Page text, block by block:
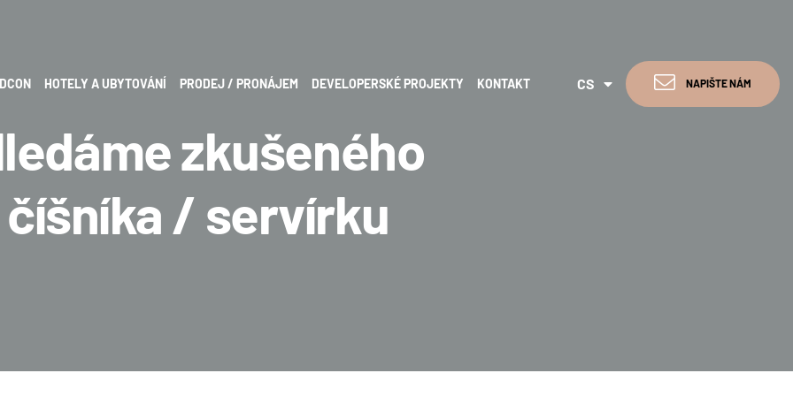
HOTELY A UBYTOVÁNÍ PRODEJ / PRONÁJEM DEVELOPERSKÉ PROJEKTY KONTAKT CS
EN
NAPIŠTE NÁM
zkušeného
číšníka / servírku